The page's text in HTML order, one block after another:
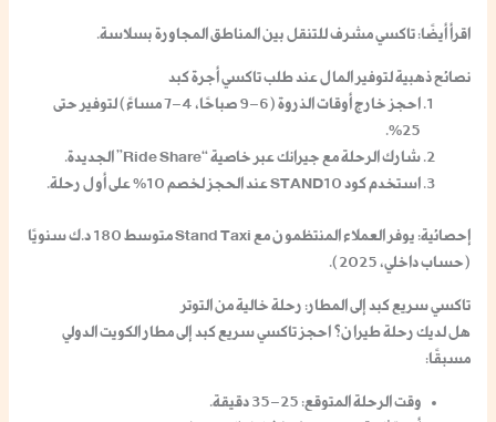
اقرأ أيضًا:تاكسي مشرفللتنقل بين المناطق المجاورة بسلاسة.
نصائح ذهبية لتوفير المال عند طلب تاكسي أجرة كبد
احجز خارج أوقات الذروة
(6–9 صباحًا، 4–7 مساءً) لتوفير حتى
25%.
شارك الرحلةمع جيرانك عبر خاصية “Ride Share” الجديدة.
استخدم كود STAND10
عند الحجز لخصم 10% على أول رحلة.
إحصائية: يوفر العملاء المنتظمون مع Stand Taxi متوسط 180 د.ك سنويًا
(حساب داخلي، 2025).
تاكسي سريع كبد إلى المطار: رحلة خالية من التوتر
هل لديك رحلة طيران؟ احجزتاكسي سريع كبد إلى مطار الكويت الدولي
مسبقًا:
وقت الرحلة المتوقع: 25–35 دقيقة.